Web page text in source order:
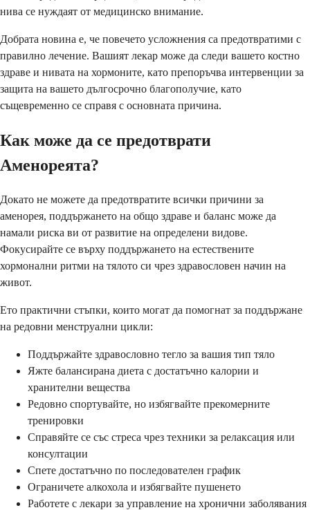
нива се нуждаят от медицинско внимание.
Добрата новина е, че повечето усложнения са предотвратими с
правилно лечение. Вашият лекар може да следи вашето костно
здраве и нивата на хормоните, като препоръчва интервенции за
защита на вашето дългосрочно благополучие, като
същевременно се справя с основната причина.
Как може да се предотврати
Аменореята?
Докато не можете да предотвратите всички причини за
аменорея, поддържането на общо здраве и баланс може да
намали риска ви от развитие на определени видове.
Фокусирайте се върху поддържането на естествените
хормонални ритми на тялото си чрез здравословен начин на
живот.
Ето практични стъпки, които могат да помогнат за поддържане
на редовни менструални цикли:
Поддържайте здравословно тегло за вашия тип тяло
Яжте балансирана диета с достатъчно калории и
хранителни вещества
Редовно спортувайте, но избягвайте прекомерните
тренировки
Справяйте се със стреса чрез техники за релаксация или
консултации
Спете достатъчно по последователен график
Ограничете алкохола и избягвайте пушенето
Работете с лекари за управление на хронични заболявания